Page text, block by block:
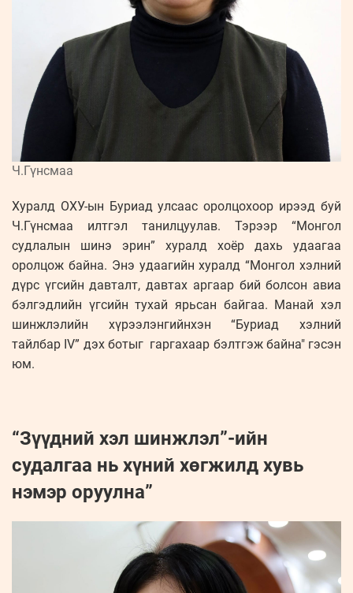
Ч.Гүнсмаа
Хуралд ОХУ-ын Буриад улсаас оролцохоор ирээд буй
Ч.Гүнсмаа илтгэл танилцуулав. Тэрээр “Монгол
судлалын шинэ эрин” хуралд хоёр дахь удаагаа
оролцож байна. Энэ удаагийн хуралд “Монгол хэлний
дүрс үгсийн давталт, давтах аргаар бий болсон авиа
бэлгэдлийн үгсийн тухай ярьсан байгаа. Манай хэл
шинжлэлийн хүрээлэнгийнхэн “Буриад хэлний
тайлбар IV” дэх ботыг гаргахаар бэлтгэж байна" гэсэн
юм.
“Зүүдний хэл шинжлэл”-ийн
судалгаа нь хүний хөгжилд хувь
нэмэр оруулна”